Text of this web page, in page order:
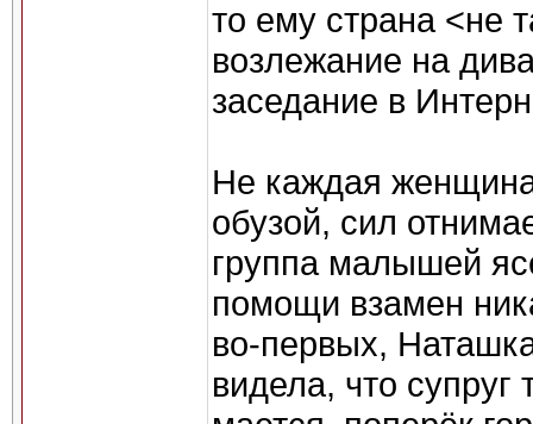
то ему страна <не
возлежание на
заседание в
Не каждая
обузой, сил
группа малышей
помощи взамен
во-первых,
видела, что супруг